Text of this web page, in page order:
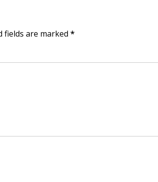
fields are marked *